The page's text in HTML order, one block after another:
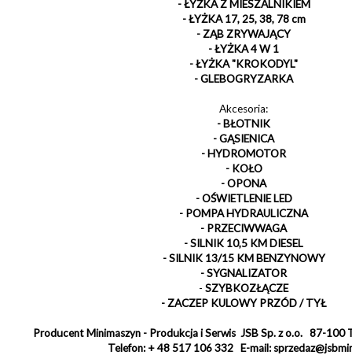
- ŁYŻKA Z MIESZALNIKIEM
- ŁYŻKA 17, 25, 38, 78 cm
- ZĄB ZRYWAJĄCY
- ŁYŻKA 4 W 1
- ŁYŻKA "KROKODYL"
- GLEBOGRYZARKA
Akcesoria:
- BŁOTNIK
- GĄSIENICA
- HYDROMOTOR
- KOŁO
- OPONA
- OŚWIETLENIE LED
- POMPA HYDRAULICZNA
- PRZECIWWAGA
- SILNIK 10,5 KM DIESEL
- SILNIK 13/15 KM BENZYNOWY
- SYGNALIZATOR
- SZYBKOZŁĄCZE
- ZACZEP KULOWY PRZÓD / TYŁ
Producent Minimaszyn - Produkcja i Serwis JSB Sp. z o.o. 87-100
Telefon: + 48 517 106 332 E-mail: